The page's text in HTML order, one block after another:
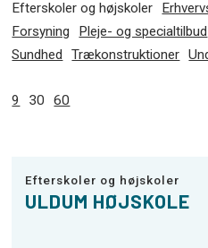
Efterskoler og højskoler
Forsyning
Pleje- og specialtilbud
Sundhed
Trækonstruktioner
9 30 60
Efterskoler og højskoler
ULDUM HØJSKOLE